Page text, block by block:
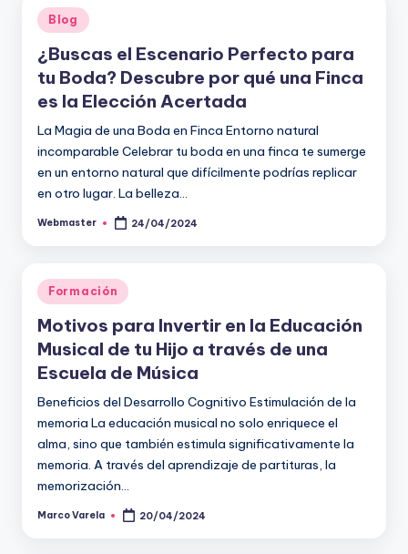
Publicado
en
Blog
¿Buscas el Escenario Perfecto para
tu Boda? Descubre por qué una Finca
es la Elección Acertada
La Magia de una Boda en Finca Entorno natural
incomparable Celebrar tu boda en una finca te sumerge
en un entorno natural que difícilmente podrías replicar
en otro lugar. La belleza…
Publicado
Webmaster 24/04/2024
Publicado
en
Formación
Motivos para Invertir en la Educación
Musical de tu Hijo a través de una
Escuela de Música
Beneficios del Desarrollo Cognitivo Estimulación de la
memoria La educación musical no solo enriquece el
alma, sino que también estimula significativamente la
memoria. A través del aprendizaje de partituras, la
memorización…
Publicado
Marco Varela 20/04/2024